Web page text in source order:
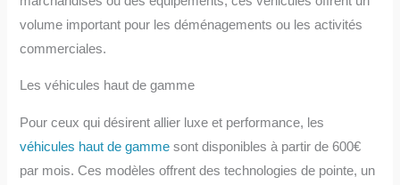
volume important pour les déménagements ou les activités
commerciales.
Les véhicules haut de gamme
Pour ceux qui désirent allier luxe et performance, les
véhicules haut de gamme sont disponibles à partir de 600€
par mois. Ces modèles offrent des technologies de pointe, un